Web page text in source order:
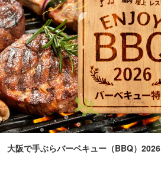
大阪で手ぶらバーベキュー（BBQ）2026